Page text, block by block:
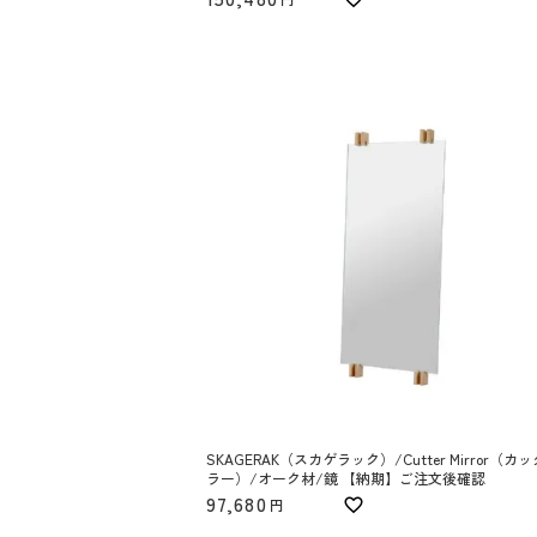
SKAGERAK（スカゲラック）/Cutter Mirror（カッ
ラー）/オーク材/鏡 【納期】ご注文後確認
97,680